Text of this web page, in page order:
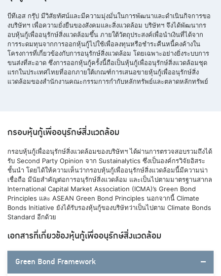
บีทีเอส กรุ๊ป มีวิสัยทัศน์และมีความมุ่งมั่นในการพัฒนาและดำเนินกิจการขอ
งบริษัทฯ เพื่อความยั่งยืนของสังคมและสิ่งแวดล้อม บริษัทฯ จึงได้พัฒนากร
อบหุ้นกู้เพื่ออนุรักษ์สิ่งแวดล้อมขึ้น ภายใต้วัตถุประสงค์เพื่อนำเงินที่ได้จาก
การระดมทุนจากการออกหุ้นกู้ไปใช้เพื่อลงทุนหรือชำระคืนหนี้คงค้างใน
โครงการที่เกี่ยวข้องกับการอนุรักษ์สิ่งแวดล้อม โดยเฉพาะอย่างยิ่งระบบการ
ขนส่งที่สะอาด ซึ่งการออกหุ้นกู้ครั้งนี้ถือเป็นหุ้นกู้เพื่ออนุรักษ์สิ่งแวดล้อมชุด
แรกในประเทศไทยที่ออกภายใต้เกณฑ์การเสนอขายหุ้นกู้เพื่ออนุรักษ์สิ่ง
แวดล้อมของสำนักงานคณะกรรมการกำกับหลักทรัพย์และตลาดหลักทรัพย์
กรอบหุ้นกู้เพื่ออนุรักษ์สิ่งแวดล้อม
กรอบหุ้นกู้เพื่ออนุรักษ์สิ่งแวดล้อมของบริษัทฯ ได้ผ่านการตรวจสอบรวมถึงได้
รับ Second Party Opinion จาก Sustainalytics ซึ่งเป็นองค์กรวิจัยอิสระ
ชั้นนำ โดยได้ให้ความเห็นว่ากรอบหุ้นกู้เพื่ออนุรักษ์สิ่งแวดล้อมนี้มีความน่า
เชื่อถือ มีนัยสำคัญต่อการอนุรักษ์สิ่งแวดล้อม และเป็นไปตามมาตรฐานสากล
International Capital Market Association (ICMA)’s Green Bond
Principles และ ASEAN Green Bond Principles นอกจากนี้ Climate
Bonds Initiative ยังได้รับรองหุ้นกู้ของบริษัทว่าเป็นไปตาม Climate Bonds
Standard อีกด้วย
เอกสารที่เกี่ยวข้องหุ้นกู้เพื่ออนุรักษ์สิ่งแวดล้อม
Green Bond Framework